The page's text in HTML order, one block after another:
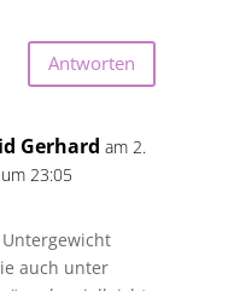
Antworten
Gerhard am 2.
23:05
auch unter